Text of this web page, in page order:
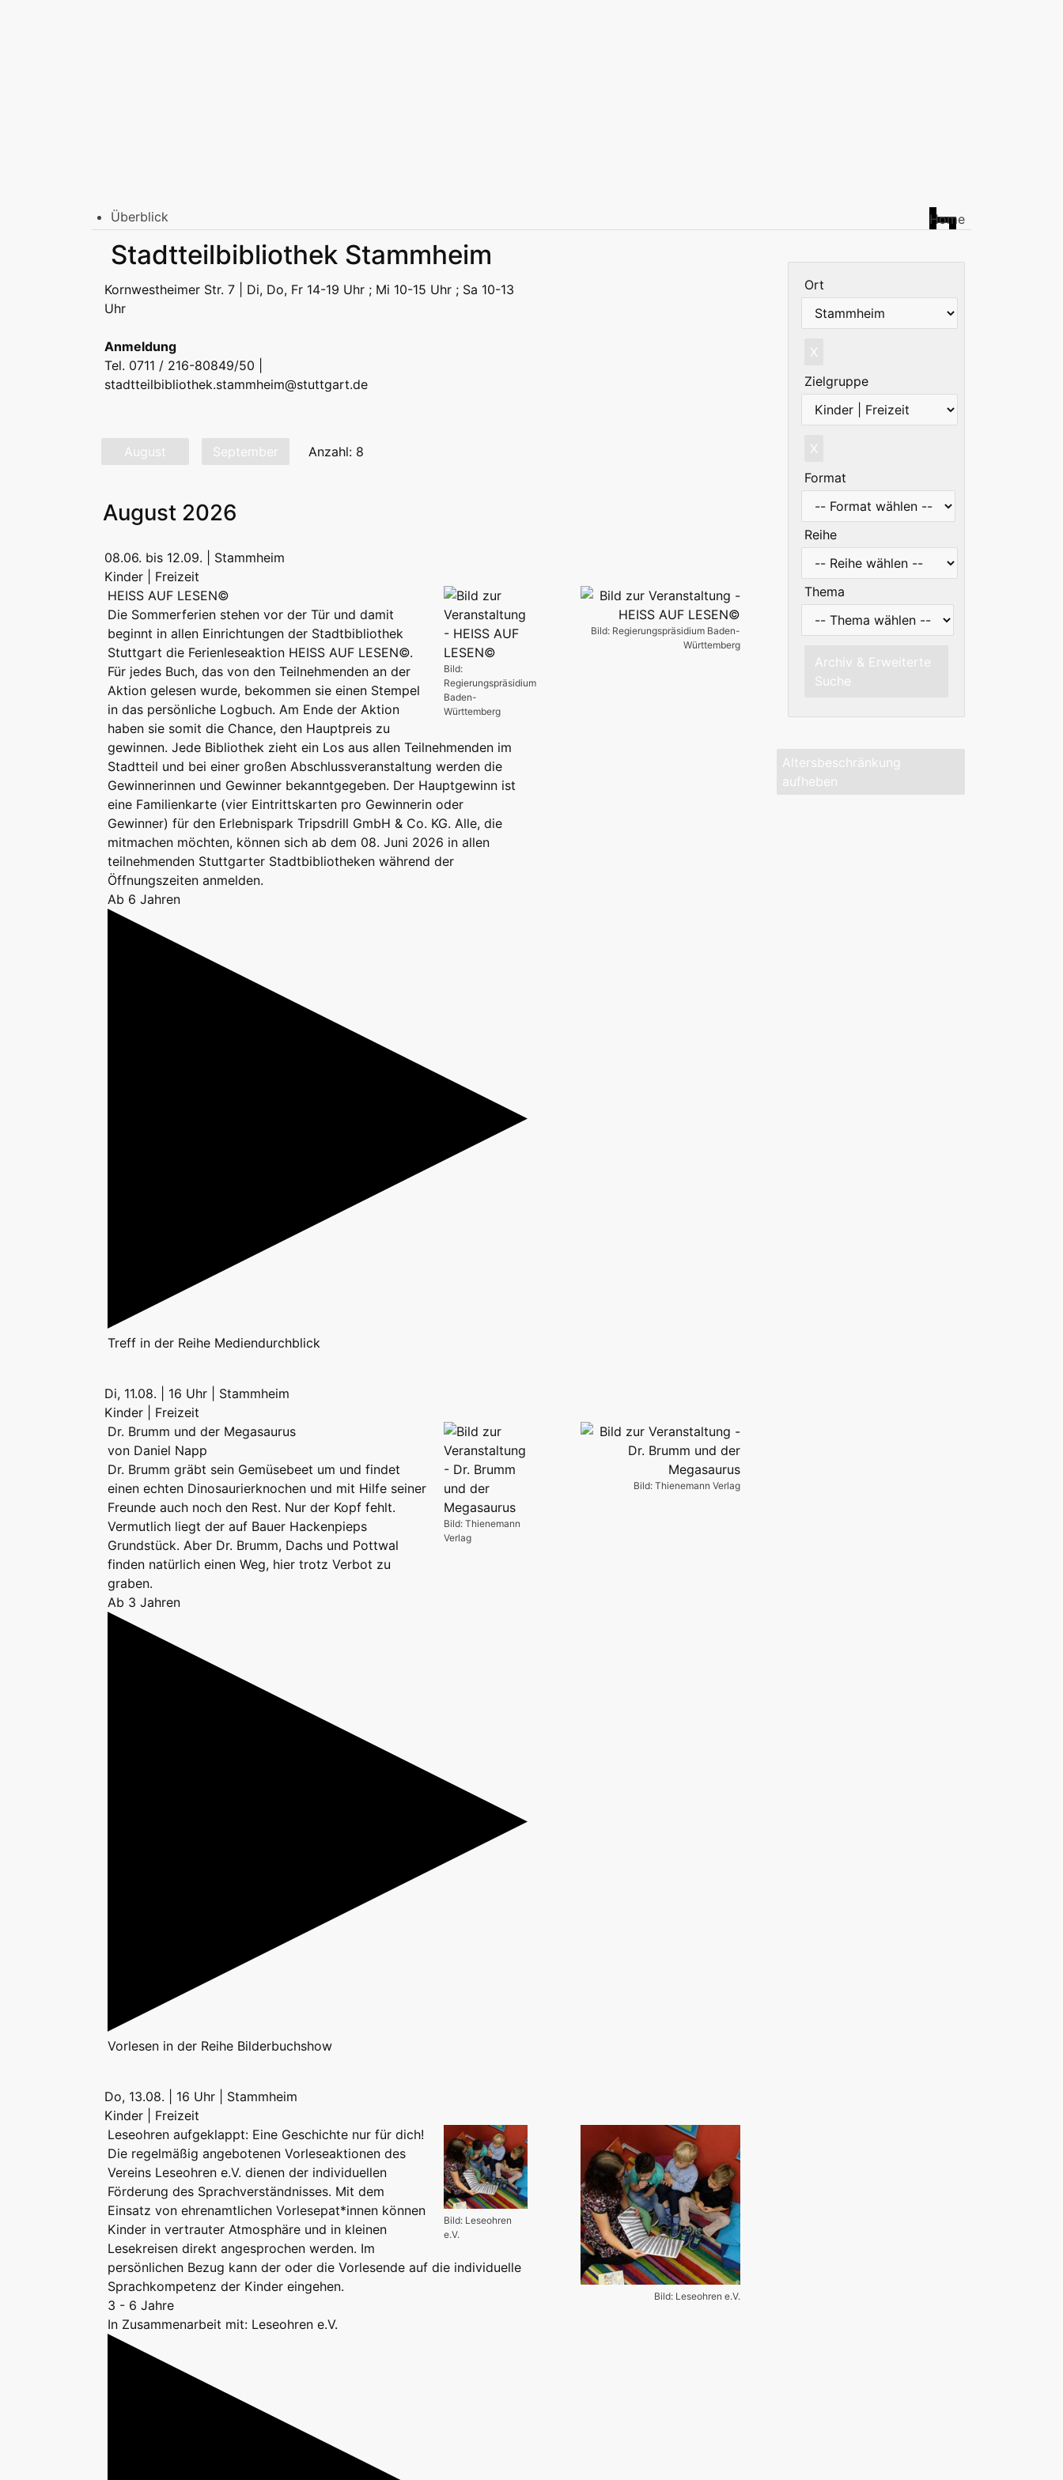
Überblick
Erwachsene Jugend | Freizeit Kinder | Freizeit Kitas | Schulen Alle
Erwachsene Jugend | Freizeit Kinder | Freizeit Kitas | Schulen Alle
Podcast
Home
Ort
X
Zielgruppe
X
Format
Reihe
Thema
Archiv & Erweiterte
Suche
Altersbeschränkung
aufheben
Stadtteilbibliothek Stammheim
Kornwestheimer Str. 7 | Di, Do, Fr 14-19 Uhr ; Mi 10-15 Uhr ; Sa 10-13
Uhr
Anmeldung
Tel. 0711 / 216-80849/50 |
stadtteilbibliothek.stammheim@stuttgart.de
August September Anzahl: 8
August 2026
08.06. bis 12.09. | Stammheim
Kinder | Freizeit
Bild:
Regierungspräsidium
Baden-
Württemberg
HEISS AUF LESEN©
Die Sommerferien stehen vor der Tür und damit
beginnt in allen Einrichtungen der Stadtbibliothek
Stuttgart die Ferienleseaktion HEISS AUF LESEN©.
Für jedes Buch, das von den Teilnehmenden an der
Aktion gelesen wurde, bekommen sie einen Stempel
in das persönliche Logbuch. Am Ende der Aktion
haben sie somit die Chance, den Hauptpreis zu
gewinnen. Jede Bibliothek zieht ein Los aus allen Teilnehmenden im
Stadtteil und bei einer großen Abschlussveranstaltung werden die
Gewinnerinnen und Gewinner bekanntgegeben. Der Hauptgewinn ist
eine Familienkarte (vier Eintrittskarten pro Gewinnerin oder
Gewinner) für den Erlebnispark Tripsdrill GmbH & Co. KG. Alle, die
mitmachen möchten, können sich ab dem 08. Juni 2026 in allen
teilnehmenden Stuttgarter Stadtbibliotheken während der
Öffnungszeiten anmelden.
Ab 6 Jahren
Treffin der Reihe Mediendurchblick
Bild: Regierungspräsidium Baden-
Württemberg
Di, 11.08. | 16 Uhr | Stammheim
Kinder | Freizeit
Bild: Thienemann
Verlag
Dr. Brumm und der Megasaurus
von Daniel Napp
Dr. Brumm gräbt sein Gemüsebeet um und findet
einen echten Dinosaurierknochen und mit Hilfe seiner
Freunde auch noch den Rest. Nur der Kopf fehlt.
Vermutlich liegt der auf Bauer Hackenpieps
Grundstück. Aber Dr. Brumm, Dachs und Pottwal
finden natürlich einen Weg, hier trotz Verbot zu
graben.
Ab 3 Jahren
Vorlesenin der Reihe Bilderbuchshow
Bild: Thienemann Verlag
Do, 13.08. | 16 Uhr | Stammheim
Kinder | Freizeit
Bild: Leseohren
e.V.
Leseohren aufgeklappt: Eine Geschichte nur für dich!
Die regelmäßig angebotenen Vorleseaktionen des
Vereins Leseohren e.V. dienen der individuellen
Förderung des Sprachverständnisses. Mit dem
Einsatz von ehrenamtlichen Vorlesepat*innen können
Kinder in vertrauter Atmosphäre und in kleinen
Lesekreisen direkt angesprochen werden. Im
persönlichen Bezug kann der oder die Vorlesende auf die individuelle
Sprachkompetenz der Kinder eingehen.
3 - 6 Jahre
In Zusammenarbeit mit: Leseohren e.V.
Bild: Leseohren e.V.